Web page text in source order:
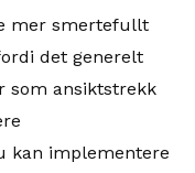
mer smertefullt
det generelt
som ansiktstrekk
kan implementere